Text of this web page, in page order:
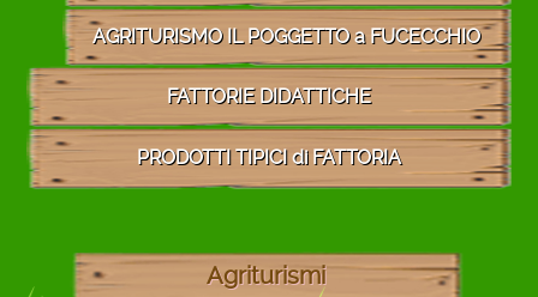
AGRITURISMO IL POGGETTO a FUCECCHIO
FATTORIE DIDATTICHE
PRODOTTI TIPICI di FATTORIA
Agriturismi